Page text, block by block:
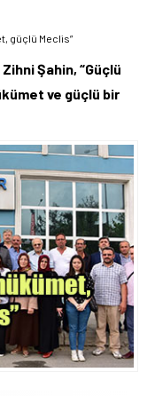
güçlü Meclis”
Şahin, “Güçlü
ve güçlü bir